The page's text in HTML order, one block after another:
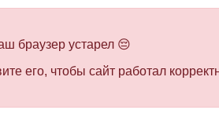
браузер устарел 😔
его, чтобы сайт работал